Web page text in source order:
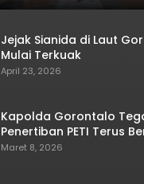
Jejak Sianida di Laut
Mulai Terkuak
April 23, 2026
Kapolda Gorontalo
Penertiban PETI Terus
Maret 8, 2026